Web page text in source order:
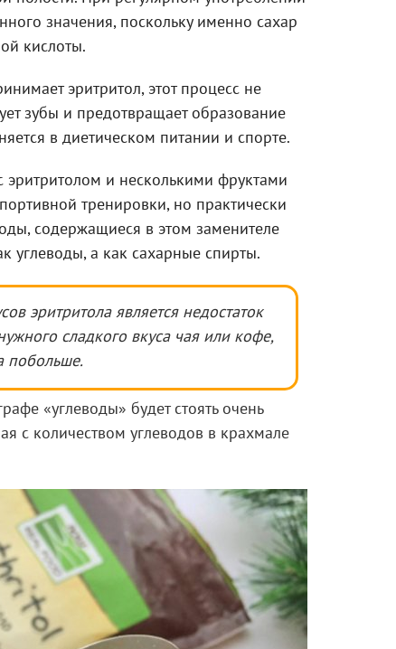
значения, поскольку именно сахар
кислоты.
эритритол, этот процесс не
зубы и предотвращает образование
в диетическом питании и спорте.
и несколькими фруктами
тренировки, но практически
содержащиеся в этом заменителе
углеводы, а как сахарные спирты.
эритритола является недостаток
сладкого вкуса чая или кофе,
побольше.
«углеводы» будет стоять очень
с количеством углеводов в крахмале